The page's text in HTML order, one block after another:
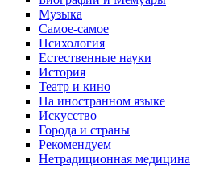
Музыка
Самое-самое
Психология
Естественные науки
История
Театр и кино
На иностранном языке
Искусство
Города и страны
Рекомендуем
Нетрадиционная медицина